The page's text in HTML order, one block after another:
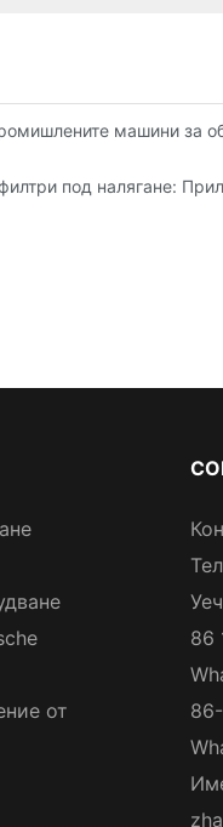
сравнениемашини за
под налягане:
от
86